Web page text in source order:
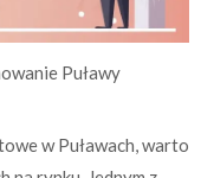
Puławy
w Puławach, warto